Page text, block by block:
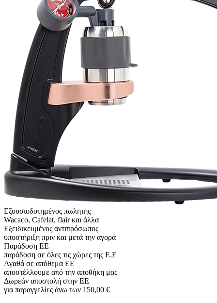
Εξουσιοδοτημένος πωλητής
Wacaco, Cafelat, flair και άλλα
Εξειδικευμένος αντιπρόσωπος
υποστήριξη πριν και μετά την αγορά
Παράδοση ΕΕ
παράδοση σε όλες τις χώρες της Ε.Ε
Αγαθά σε απόθεμα ΕΕ
αποστέλλουμε από την αποθήκη μας
Δωρεάν αποστολή στην ΕΕ
για παραγγελίες άνω των 150,00 €